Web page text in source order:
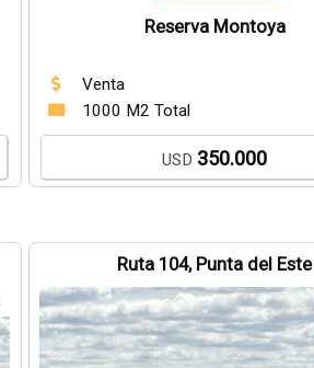
Reserva Montoya
Venta
1000 M2 Total
USD 350.000
Ruta 104, Punta del Este